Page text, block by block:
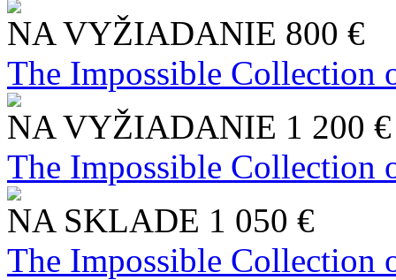
NA VYŽIADANIE 800 €
The Impossible Collection
NA VYŽIADANIE 1 200 €
The Impossible Collection
NA SKLADE 1 050 €
The Impossible Collection